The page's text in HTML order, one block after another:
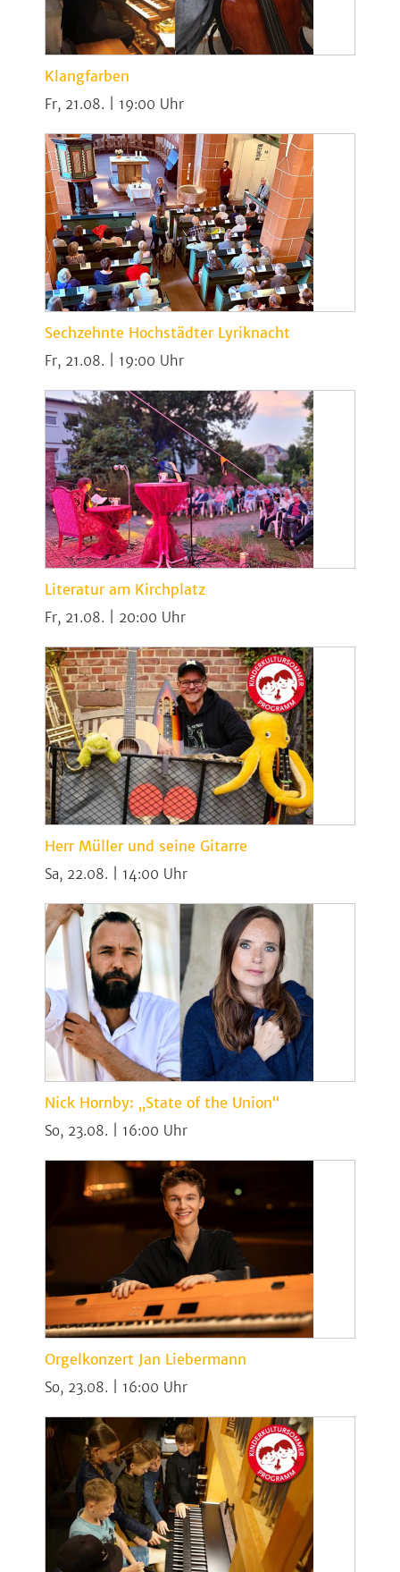
Klangfarben
Fr, 21.08. | 19:00
Sechzehnte Hochstädter Lyriknacht
Fr, 21.08. | 19:00
Literatur am Kirchplatz
Fr, 21.08. | 20:00
Herr Müller und seine Gitarre
Sa, 22.08. | 14:00
Nick Hornby: „State of the Union“
So, 23.08. | 16:00
Orgelkonzert Jan Liebermann
So, 23.08. | 16:00